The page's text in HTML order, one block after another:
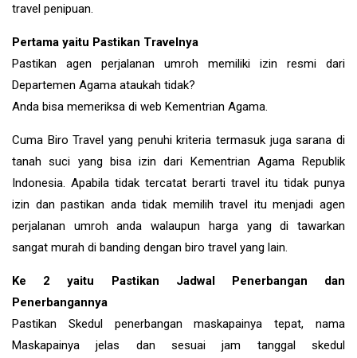
travel penipuan.
Pertama yaitu Pastikan Travelnya
Pastikan agen perjalanan umroh memiliki izin resmi dari
Departemen Agama ataukah tidak?
Anda bisa memeriksa di web Kementrian Agama.
Cuma Biro Travel yang penuhi kriteria termasuk juga sarana di
tanah suci yang bisa izin dari Kementrian Agama Republik
Indonesia. Apabila tidak tercatat berarti travel itu tidak punya
izin dan pastikan anda tidak memilih travel itu menjadi agen
perjalanan umroh anda walaupun harga yang di tawarkan
sangat murah di banding dengan biro travel yang lain.
Ke 2 yaitu Pastikan Jadwal Penerbangan dan
Penerbangannya
Pastikan Skedul penerbangan maskapainya tepat, nama
Maskapainya jelas dan sesuai jam tanggal skedul